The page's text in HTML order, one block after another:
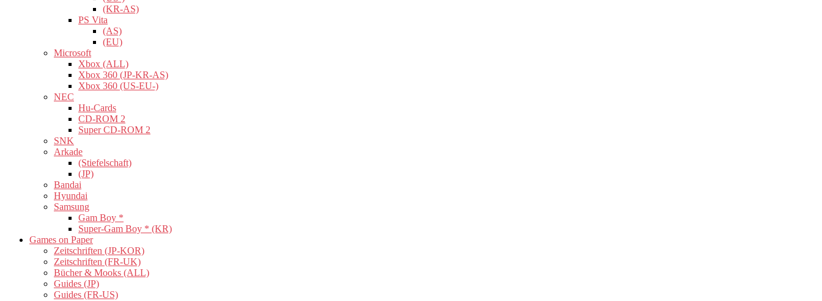
(KR-AS)
PS Vita
(AS)
(EU)
Microsoft
Xbox (ALL)
Xbox 360 (JP-KR-AS)
Xbox 360 (US-EU-)
NEC
Hu-Cards
CD-ROM 2
Super CD-ROM 2
SNK
Arkade
(Stiefelschaft)
(JP)
Bandai
Hyundai
Samsung
Gam Boy *
Super-Gam Boy * (KR)
Games on Paper
Zeitschriften (JP-KOR)
Zeitschriften (FR-UK)
Bücher & Mooks (ALL)
Guides (JP)
Guides (FR-US)